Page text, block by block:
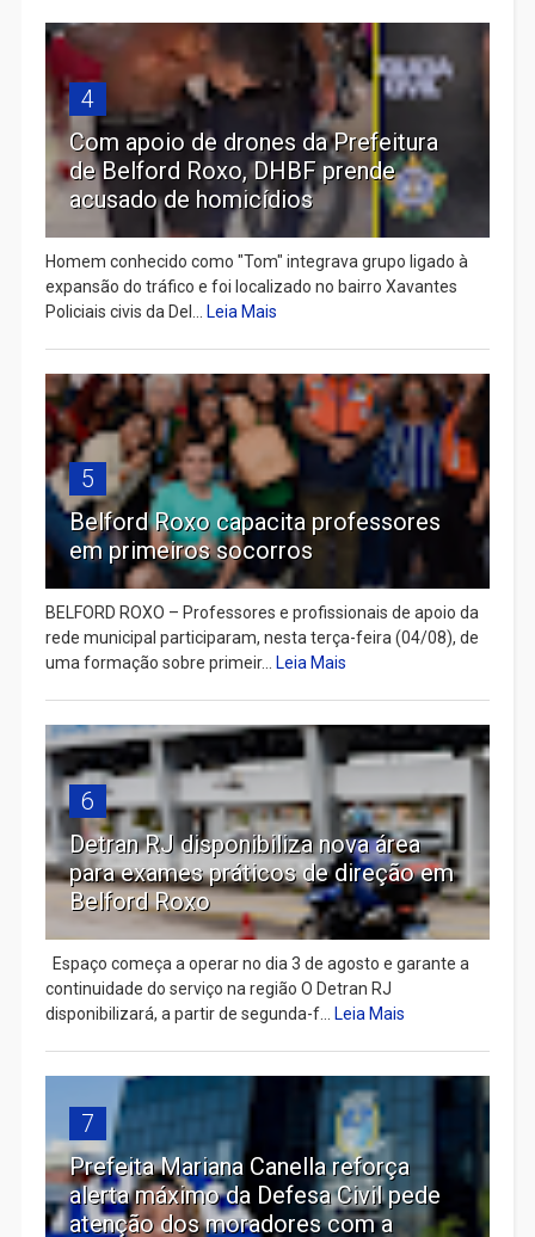
4
Com apoio de drones da Prefeitura
de Belford Roxo, DHBF prende
acusado de homicídios
Homem conhecido como "Tom" integrava grupo ligado à
expansão do tráfico e foi localizado no bairro Xavantes
Policiais civis da Del...
Leia Mais
5
Belford Roxo capacita professores
em primeiros socorros
BELFORD ROXO – Professores e profissionais de apoio da
rede municipal participaram, nesta terça-feira (04/08), de
uma formação sobre primeir...
Leia Mais
6
Detran RJ disponibiliza nova área
para exames práticos de direção em
Belford Roxo
Espaço começa a operar no dia 3 de agosto e garante a
continuidade do serviço na região O Detran RJ
disponibilizará, a partir de segunda-f...
Leia Mais
7
Prefeita Mariana Canella reforça
alerta máximo da Defesa Civil pede
atenção dos moradores com a